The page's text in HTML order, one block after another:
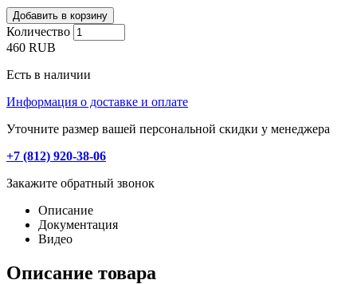
Количество
460 RUB
Есть в наличии
Информация о доставке и оплате
Уточните размер вашей персональной скидки у менеджера
+7 (812) 920-38-06
Закажите обратный звонок
Описание
Документация
Видео
Описание товара